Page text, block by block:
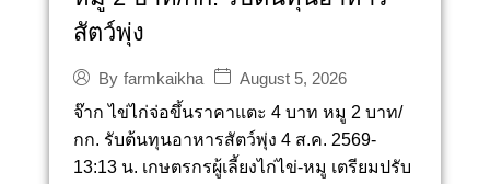
สัตว์พุ่ง
By farmkaikha
August 5, 2026
จ๊าก ไข่ไก่จ่อขึ้นราคาแตะ 4 บาท หมู 2 บาท/
กก. รับต้นทุนอาหารสัตว์พุ่ง 4 ส.ค. 2569-
13:13 น. เกษตรกรผู้เลี้ยงไก่ไข่-หมู เตรียมปรับ